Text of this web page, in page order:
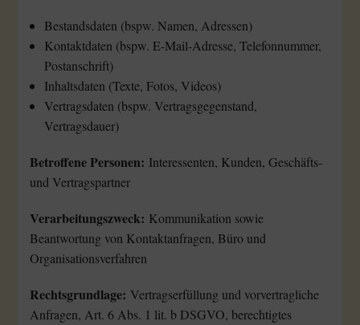
Bestandsdaten (bspw. Namen, Adressen)
Kontaktdaten (bspw. E-Mail-Adresse, Telefonnummer,
Postanschrift)
Inhaltsdaten (Texte, Fotos, Videos)
Vertragsdaten (bspw. Vertragsgegenstand,
Vertragsdauer)
Betroffene Personen: Interessenten, Kunden, Geschäfts-
und Vertragspartner
Verarbeitungszweck: Kommunikation sowie
Beantwortung von Kontaktanfragen, Büro und
Organisationsverfahren
Rechtsgrundlage: Vertragserfüllung und vorvertragliche
Anfragen, Art. 6 Abs. 1 lit. b DSGVO, berechtigtes